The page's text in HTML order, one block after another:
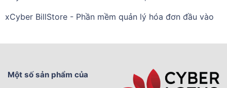
xCyber BillStore - Phần mềm quản lý hóa đơn đầu vào
Một số sản phẩm của